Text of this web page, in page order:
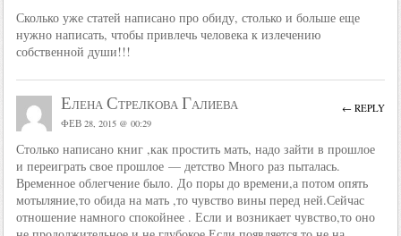
Сколько уже статей написано про обиду, столько и больше еще
нужно написать, чтобы привлечь человека к излечению
собственной души!!!
Елена Стрелкова Галиева
ФЕВ 28, 2015 @ 00:29
Столько написано книг ,как простить мать, надо зайти в прошлое
и переиграть свое прошлое — детство Много раз пыталась.
Временное облегчение было. До поры до времени,а потом опять
мотыляние,то обида на мать ,то чувство вины перед ней.Сейчас
отношение намного спокойнее . Если и возникает чувство,то оно
← REPLY